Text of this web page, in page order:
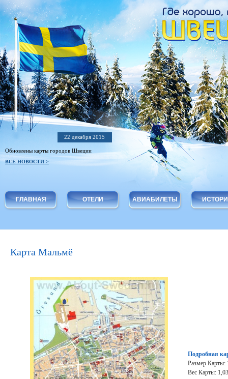
Карта Мальмё
Подробная
Размер Карты:
Вес Карты:
22 декабря 2015
Обновлены карты городов Швеции
ВСЕ НОВОСТИ >
ГЛАВНАЯ ОТЕЛИ АВИАБИЛЕТЫ